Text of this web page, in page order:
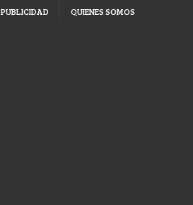
PUBLICIDAD QUIENES SOMOS